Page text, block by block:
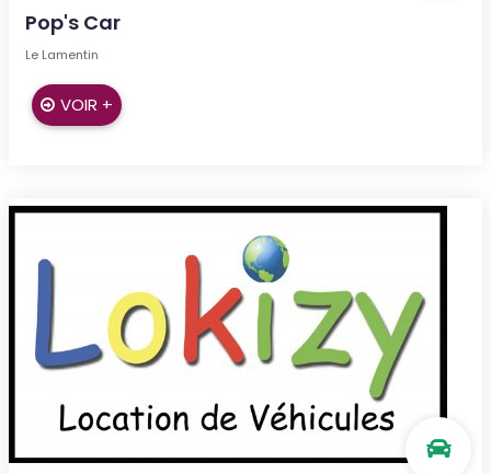
Pop's Car
Le Lamentin
VOIR +